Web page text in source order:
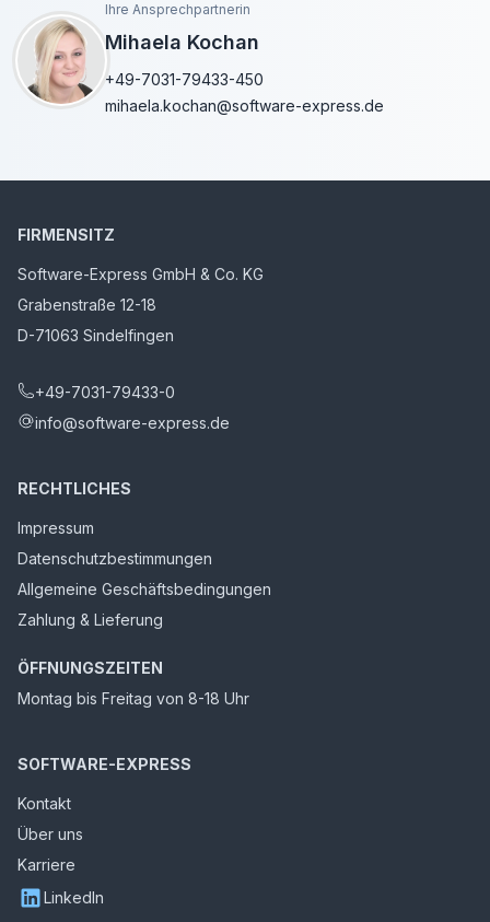
Ihre Ansprechpartnerin
Mihaela Kochan
+49-7031-79433-450
mihaela.kochan@software-express.de
FIRMENSITZ
Software-Express GmbH & Co. KG
Grabenstraße 12-18
D-71063 Sindelfingen
+49-7031-79433-0
info@software-express.de
RECHTLICHES
Impressum
Datenschutzbestimmungen
Allgemeine Geschäftsbedingungen
Zahlung & Lieferung
ÖFFNUNGSZEITEN
Montag bis Freitag von 8-18 Uhr
SOFTWARE-EXPRESS
Kontakt
Über uns
Karriere
LinkedIn